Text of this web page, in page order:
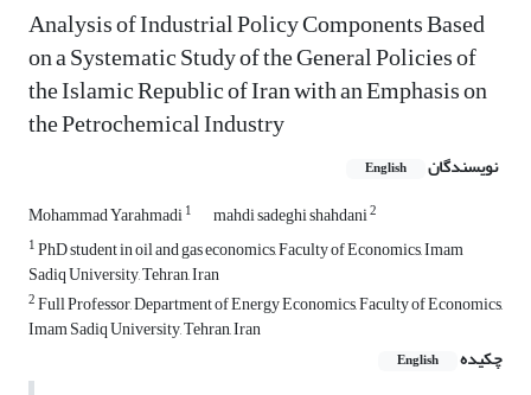
Analysis of Industrial Policy Components Based
on a Systematic Study of the General Policies of
the Islamic Republic of Iran with an Emphasis on
the Petrochemical Industry
نویسندگان English
Mohammad Yarahmadi1 mahdi sadeghi shahdani2
1PhD student in oil and gas economics, Faculty of Economics, Imam
Sadiq University, Tehran, Iran
2Full Professor, Department of Energy Economics, Faculty of Economics,
Imam Sadiq University, Tehran, Iran
چکیده
English